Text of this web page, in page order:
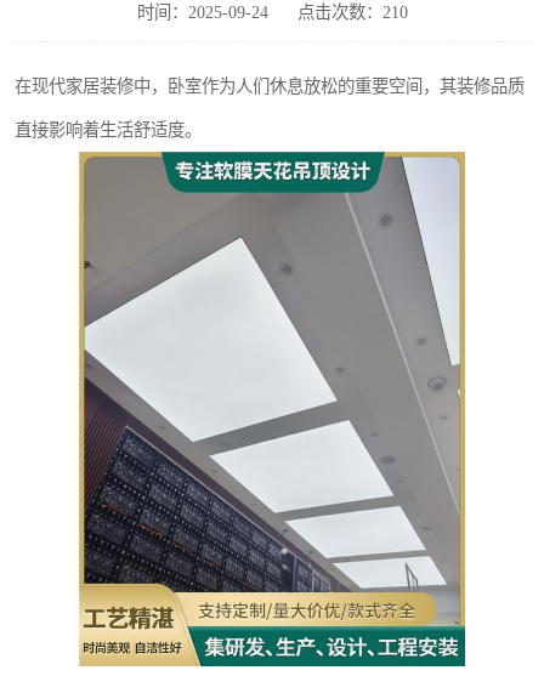
时间：2025-09-24 点击次数：210
在现代家居装修中，卧室作为人们休息放松的重要空间，其装修品质
直接影响着生活舒适度。